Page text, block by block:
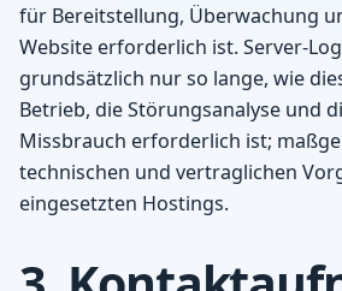
für Bereitstellung, Überwachung
Website erforderlich ist. Server-
grundsätzlich nur so lange, wie
Betrieb, die Störungsanalyse und
Missbrauch erforderlich ist;
technischen und vertraglichen
eingesetzten Hostings.